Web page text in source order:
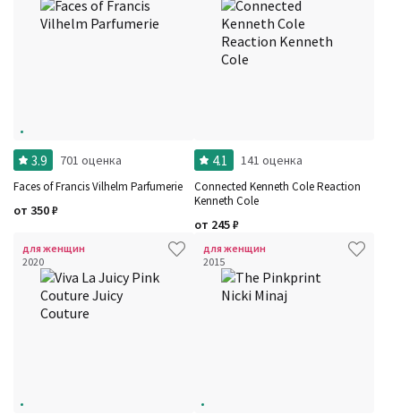
3.9 701 оценка
Faces of Francis Vilhelm Parfumerie
от 350₽
4.1 141 оценка
Connected Kenneth Cole Reaction
Kenneth Cole
от 245₽
для женщин
2020
для женщин
2015